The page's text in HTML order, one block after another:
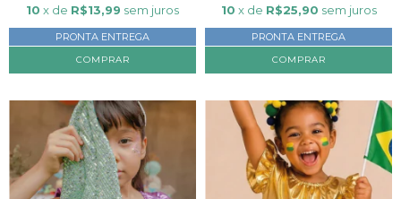
10 x de R$13,99 sem juros
PRONTA ENTREGA
COMPRAR
10 x de R$25,90 sem juros
PRONTA ENTREGA
COMPRAR